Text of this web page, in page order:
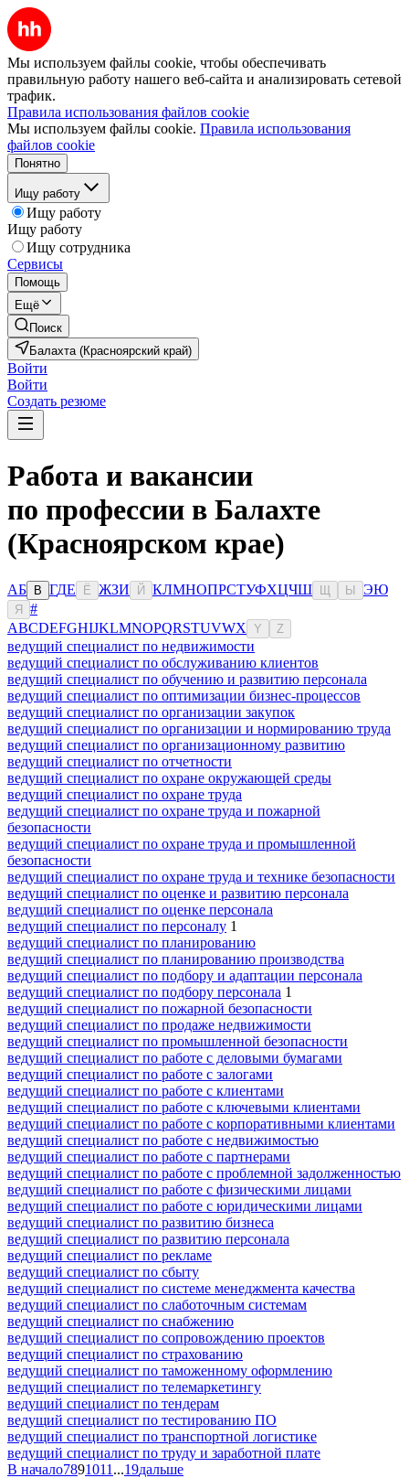
Мы используем файлы cookie, чтобы обеспечивать
правильную работу нашего веб-сайта и анализировать сетевой
трафик.
Правила использования файлов cookie
Мы используем файлы cookie. Правила использования
файлов cookie
Понятно
Ищу работу
Ищу работу
Ищу работу
Ищу сотрудника
Сервисы
Помощь
Ещё
Поиск
Балахта (Красноярский край)
Войти
Войти
Создать резюме
Работа и вакансии
по профессии в Балахте
(Красноярском крае)
АБ В ГДЕ Ё ЖЗИ Й КЛМНОПРСТУФХЦЧШ Ы ЭЮ
Я
#
ABCDEFGHIJKLMNOPQRSTUVWX Y Z
ведущий специалист по недвижимости
ведущий специалист по обслуживанию клиентов
ведущий специалист по обучению и развитию персонала
ведущий специалист по оптимизации бизнес-процессов
ведущий специалист по организации закупок
ведущий специалист по организации и нормированию труда
ведущий специалист по организационному развитию
ведущий специалист по отчетности
ведущий специалист по охране окружающей среды
ведущий специалист по охране труда
ведущий специалист по охране труда и пожарной
безопасности
ведущий специалист по охране труда и промышленной
безопасности
ведущий специалист по охране труда и технике безопасности
ведущий специалист по оценке и развитию персонала
ведущий специалист по оценке персонала
ведущий специалист по персоналу 1
ведущий специалист по планированию
ведущий специалист по планированию производства
ведущий специалист по подбору и адаптации персонала
ведущий специалист по подбору персонала 1
ведущий специалист по пожарной безопасности
ведущий специалист по продаже недвижимости
ведущий специалист по промышленной безопасности
ведущий специалист по работе с деловыми бумагами
ведущий специалист по работе с залогами
ведущий специалист по работе с клиентами
ведущий специалист по работе с ключевыми клиентами
ведущий специалист по работе с корпоративными клиентами
ведущий специалист по работе с недвижимостью
ведущий специалист по работе с партнерами
ведущий специалист по работе с проблемной задолженностью
ведущий специалист по работе с физическими лицами
ведущий специалист по работе с юридическими лицами
ведущий специалист по развитию бизнеса
ведущий специалист по развитию персонала
ведущий специалист по рекламе
ведущий специалист по сбыту
ведущий специалист по системе менеджмента качества
ведущий специалист по слаботочным системам
ведущий специалист по снабжению
ведущий специалист по сопровождению проектов
ведущий специалист по страхованию
ведущий специалист по таможенному оформлению
ведущий специалист по телемаркетингу
ведущий специалист по тендерам
ведущий специалист по тестированию ПО
ведущий специалист по транспортной логистике
ведущий специалист по труду и заработной плате
В начало7891011 ...19дальше